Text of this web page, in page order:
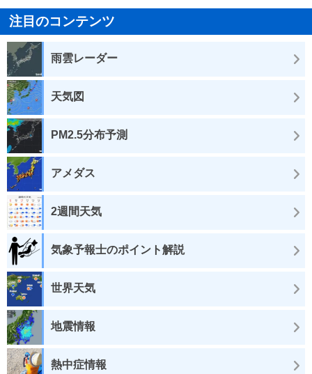
注目のコンテンツ
雨雲レーダー
天気図
PM2.5分布予測
アメダス
2週間天気
気象予報士のポイント解説
世界天気
地震情報
熱中症情報